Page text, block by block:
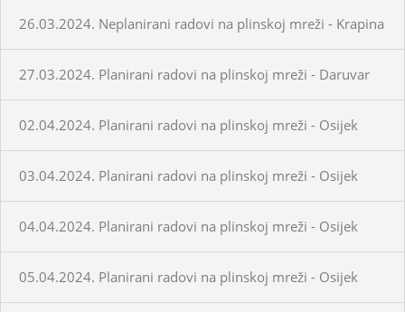
26.03.2024. Neplanirani radovi na plinskoj mreži - Krapina
27.03.2024. Planirani radovi na plinskoj mreži - Daruvar
02.04.2024. Planirani radovi na plinskoj mreži - Osijek
03.04.2024. Planirani radovi na plinskoj mreži - Osijek
04.04.2024. Planirani radovi na plinskoj mreži - Osijek
05.04.2024. Planirani radovi na plinskoj mreži - Osijek